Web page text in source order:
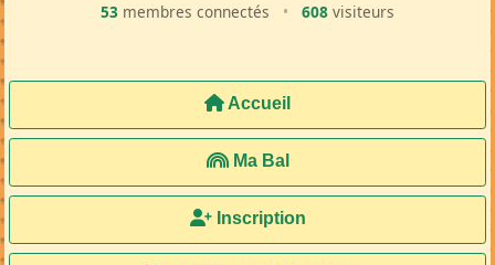
53 membres connectés • 608 visiteurs
Accueil
Ma Bal
Inscription